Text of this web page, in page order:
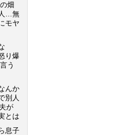
畑
…無
モヤ
り爆
う
んか
別人
が
とは
息子